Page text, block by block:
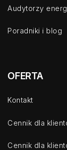
Audytorzy
Poradniki i blog
OFERTA
Kontakt
Cennik dla
Cennik dla